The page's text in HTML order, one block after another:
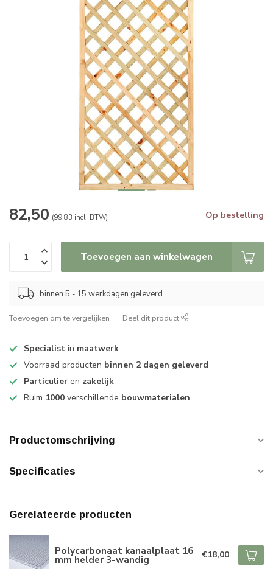
82,50 (99.83 incl. BTW) Op bestelling
Toevoegen aan winkelwagen
binnen 5 - 15 werkdagen geleverd
Toevoegen om te vergelijken Deel dit product
Specialist in maatwerk
Voorraad producten binnen 2 dagen geleverd
Particulier en zakelijk
Ruim 1000 verschillende bouwmaterialen
Productomschrijving
Specificaties
Gerelateerde producten
Polycarbonaat kanaalplaat 16
mm helder 3-wandig €18,00